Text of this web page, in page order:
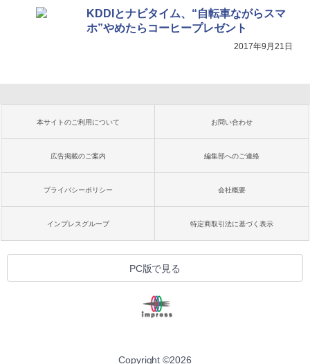
KDDIとナビタイム、“自転車ながらスマ
ホ”やめたらコーヒープレゼント
2017年9月21日
本サイトのご利用について お問い合わせ
広告掲載のご案内 編集部へのご連絡
プライバシーポリシー 会社概要
インプレスグループ 特定商取引法に基づく表示
PC版で見る
Copyright ©2026